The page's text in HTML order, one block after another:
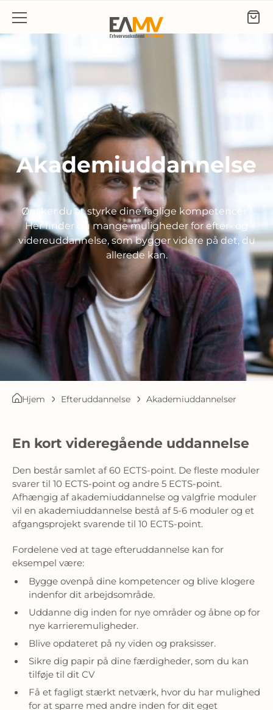
Gå til indhold
Akademiuddannelse
r
Ønsker du at styrke dine faglige kompetencer?
Her finder du mange muligheder for efter- og
videreuddannelse, som bygger videre på det, du
allerede kan.
Hjem Efteruddannelse Akademiuddannelser
En kort videregående uddannelse
Den består samlet af 60 ECTS-point. De fleste moduler
svarer til 10 ECTS-point og andre 5 ECTS-point.
Afhængig af akademiuddannelse og valgfrie moduler
vil en akademiuddannelse bestå af 5-6 moduler og et
afgangsprojekt svarende til 10 ECTS-point.
Fordelene ved at tage efteruddannelse kan for
eksempel være:
Bygge ovenpå dine kompetencer og blive klogere
indenfor dit arbejdsområde.
Uddanne dig inden for nye områder og åbne op for
nye karrieremuligheder.
Blive opdateret på ny viden og praksisser.
Sikre dig papir på dine færdigheder, som du kan
tilføje til dit CV
Få et fagligt stærkt netværk, hvor du har mulighed
for at sparre med andre inden for dit eget